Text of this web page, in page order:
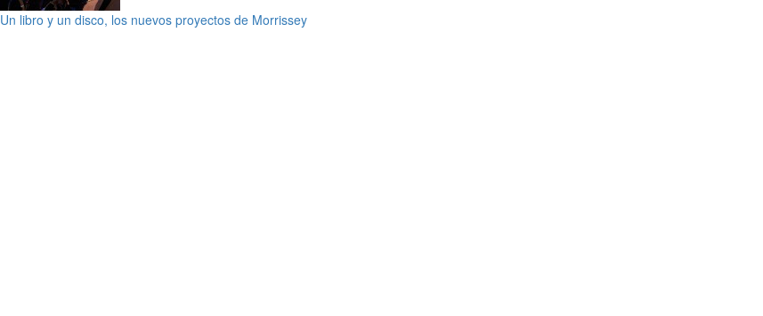
Un libro y un disco, los nuevos proyectos de Morrissey